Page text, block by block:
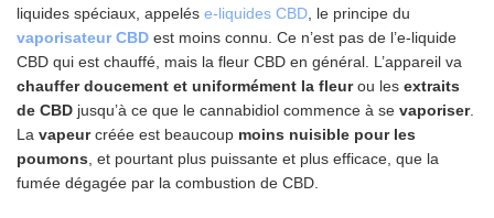
liquides spéciaux, appelés e-liquides CBD, le principe du
vaporisateur CBD est moins connu. Ce n’est pas de l’e-liquide
CBD qui est chauffé, mais la fleur CBD en général. L’appareil va
chauffer doucement et uniformément la fleurou les extraits
de CBD jusqu’à ce que le cannabidiol commence à se vaporiser.
La vapeurcréée est beaucoup moins nuisible pour les
poumons, et pourtant plus puissante et plus efficace, que la
fumée dégagée par la combustion de CBD.